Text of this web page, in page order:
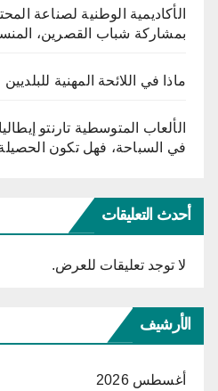
الأكاديمية الوطنية لصناعة
بمشاركة شباب القصرين،
ماذا في اللائحة المهنية للبلديين
في السباحة، فهل تكون
أحدث التعليقات
لا توجد تعليقات للعرض.
الأرشيف
أغسطس 2026